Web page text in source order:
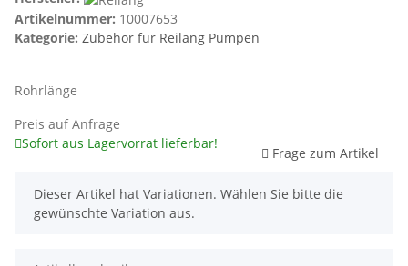
Artikelnummer: 10007653
Kategorie: Zubehör für Reilang Pumpen
Rohrlänge
Preis auf Anfrage
Sofort aus Lagervorrat lieferbar!
Frage zum Artikel
x
Dieser Artikel hat Variationen. Wählen Sie bitte die
gewünschte Variation aus.